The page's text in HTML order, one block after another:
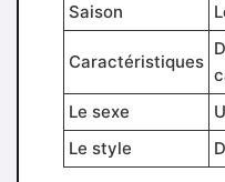
Saison
Caractéristiques
Le sexe
Le style